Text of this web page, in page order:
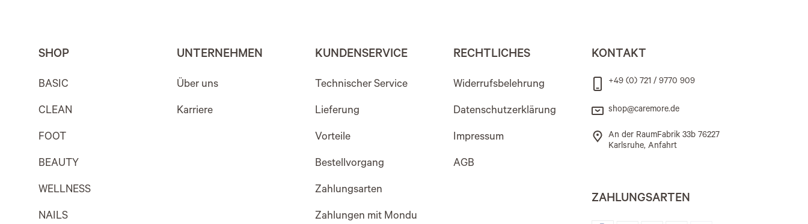
SHOP
BASIC
CLEAN
FOOT
BEAUTY
WELLNESS
NAILS
UNTERNEHMEN
Über uns
Karriere
KUNDENSERVICE
Technischer Service
Lieferung
Vorteile
Bestellvorgang
Zahlungsarten
Zahlungen mit Mondu
RECHTLICHES
Widerrufsbelehrung
Datenschutzerklärung
Impressum
AGB
KONTAKT
+49 (0) 721 / 9770 909
shop@caremore.de
An der RaumFabrik 33b 76227
Karlsruhe, Anfahrt
ZAHLUNGSARTEN